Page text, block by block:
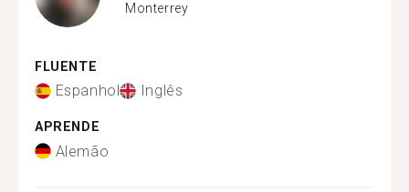
Monterrey
FLUENTE
Espanhol Inglês
APRENDE
Alemão